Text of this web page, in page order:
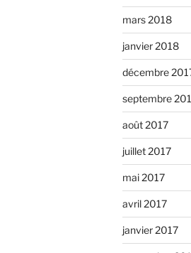
mars 2018
janvier 2018
décembre
septembre
août 2017
juillet 2017
mai 2017
avril 2017
janvier 2017